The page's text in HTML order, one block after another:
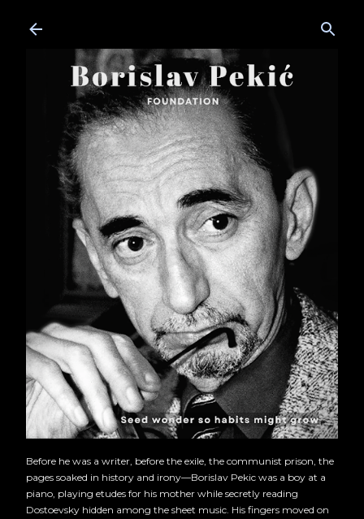
Before he was a writer, before the exile, the communist prison, the
pages soaked in history and irony—Borislav Pekic was a boy at a
piano, playing etudes for his mother while secretly reading
Dostoevsky hidden among the sheet music. His fingers moved on